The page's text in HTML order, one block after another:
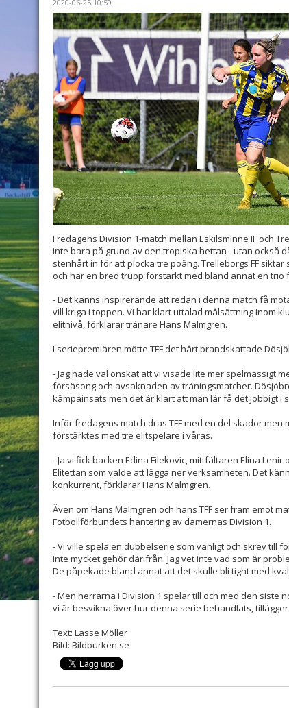
2020-06-25 10:59
Fredagens Division 1-match mellan Eskilsminne IF och
inte bara på grund av den tropiska hettan - utan också
stenhårt in för att plocka tre poäng. Trelleborgs FF
och har en bred trupp förstärkt med bland annat en trio
- Det känns inspirerande att redan i denna match få
vill kriga i toppen. Vi har klart uttalad målsättning inom
elitnivå, förklarar tränare Hans Malmgren.
I seriepremiären mötte TFF det hårt brandskattade
- Jag hade väl önskat att vi visade lite mer spelmässigt
försäsong och avsaknaden av träningsmatcher.
kämpainsats men det är klart att man lär få det jobbigt i
Inför fredagens match dras TFF med en del skador
förstärktes med tre elitspelare i våras.
- Ja vi fick backen Edina Filekovic, mittfältaren Elina
Elitettan som valde att lägga ner verksamheten. Det
konkurrent, förklarar Hans Malmgren.
Även om Hans Malmgren och hans TFF ser fram emot
Fotbollförbundets hantering av damernas Division 1.
- Vi ville spela en dubbelserie som vanligt och skrev till
inte mycket gehör därifrån. Jag vet inte vad som är
De påpekade bland annat att det skulle bli tight med
- Men herrarna i Division 1 spelar till och med den siste
vi är besvikna över hur denna serie behandlats,
Text: Lasse Möller
Bild: Bildburken.se